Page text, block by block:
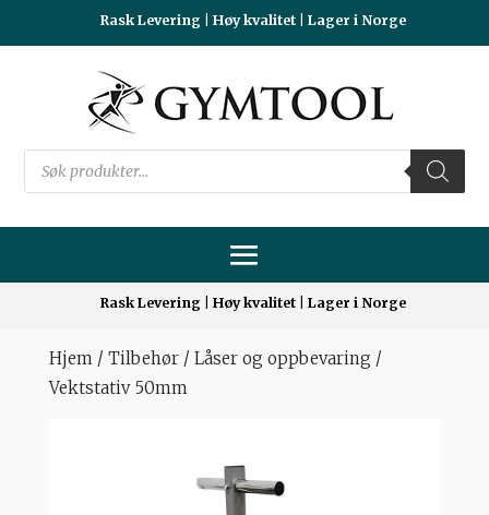
Rask Levering | Høy kvalitet | Lager i Norge
Products
search
Rask Levering | Høy kvalitet | Lager i Norge
Hjem/ Tilbehør/ Låser og oppbevaring /
Vektstativ 50mm